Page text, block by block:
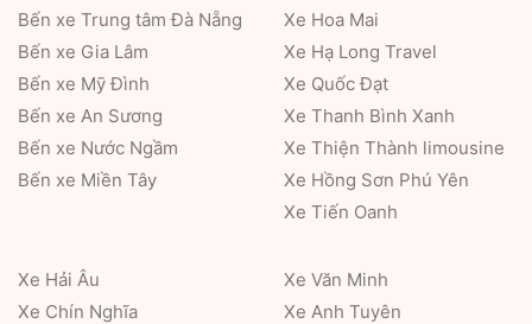
Bến xe Trung tâm Đà Nẵng
Bến xe Gia Lâm
Bến xe Mỹ Đình
Bến xe An Sương
Bến xe Nước Ngầm
Bến xe Miền Tây
Xe Hoa Mai
Xe Hạ Long Travel
Xe Quốc Đạt
Xe Thanh Bình Xanh
Xe Thiện Thành limousine
Xe Hồng Sơn Phú Yên
Xe Tiến Oanh
Xe Hải Âu
Xe Chín Nghĩa
Xe Văn Minh
Xe Anh Tuyên